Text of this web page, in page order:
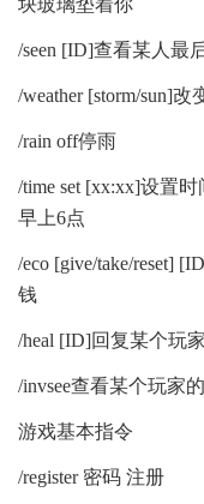
块玻璃垫着你
/seen [ID]查看某人最
/weather [storm/sun]改
/rain off停雨
/time set [xx:xx]设置
早上6点
/eco [give/take/reset]
钱
/heal [ID]回复某个玩
/invsee查看某个玩家
游戏基本指令
/register 密码 注册